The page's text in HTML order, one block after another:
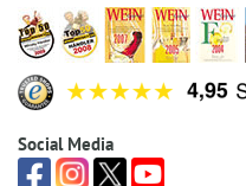
Social Media